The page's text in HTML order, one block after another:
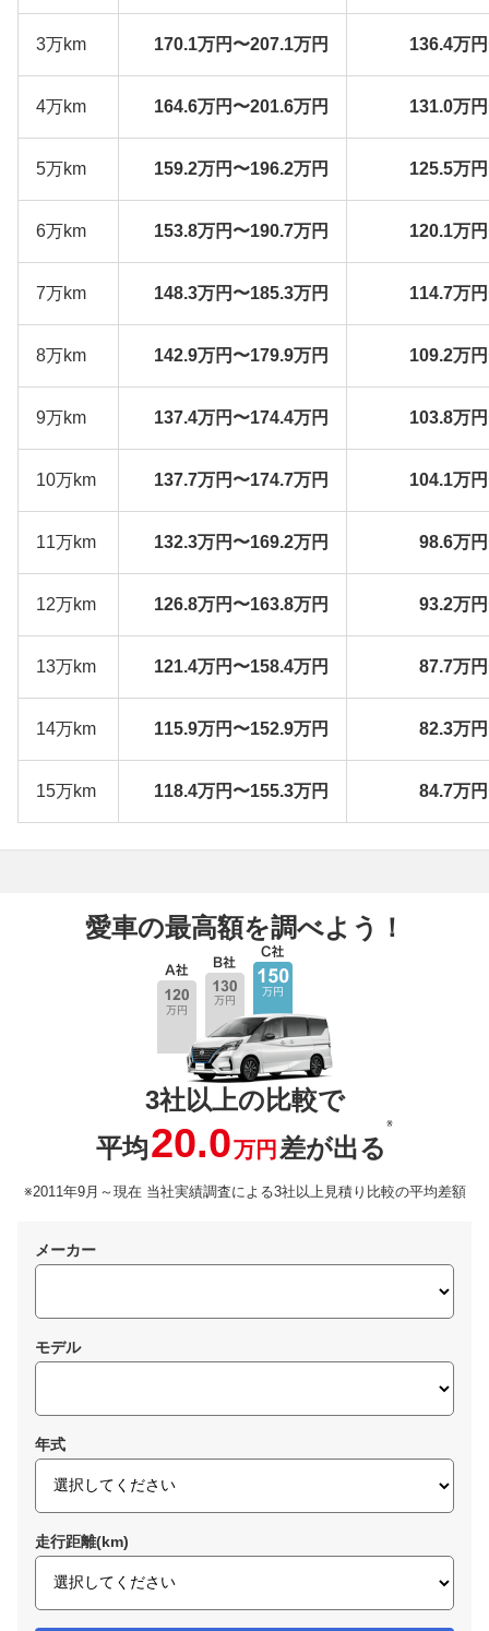
3万km 170.1万円〜207.1万円 136.4万
4万km 164.6万円〜201.6万円 131.0万
5万km 159.2万円〜196.2万円 125.5万
6万km 153.8万円〜190.7万円 120.1万
7万km 148.3万円〜185.3万円 114.7万
8万km 142.9万円〜179.9万円 109.2万
9万km 137.4万円〜174.4万円 103.8万
10万km 137.7万円〜174.7万円 104.1万
11万km 132.3万円〜169.2万円 98.6万
12万km 126.8万円〜163.8万円 93.2万
13万km 121.4万円〜158.4万円 87.7万
14万km 115.9万円〜152.9万円 82.3万
15万km 118.4万円〜155.3万円 84.7万
愛車の最高額を調べよう！
3社以上の比較で
平均20.0万円 差が出る
※
※2011年9月～現在 当社実績調査による3社以上見積り比較の平均差額
メーカー
モデル
年式
走行距離(km)